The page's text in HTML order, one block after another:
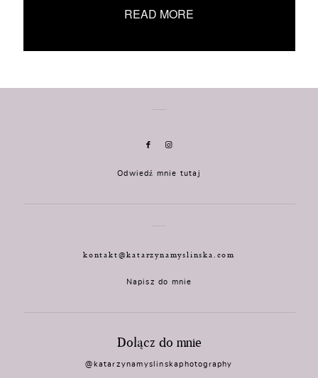
READ MORE
Odwiedź mnie tutaj
kontakt@katarzynamyslinska.com
Napisz do mnie
Dołącz do mnie
@katarzynamyslinskaphotography